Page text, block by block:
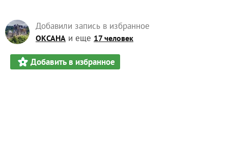
Добавили запись в избранное
ОКСАНА и еще 17 человек
Добавить в избранное